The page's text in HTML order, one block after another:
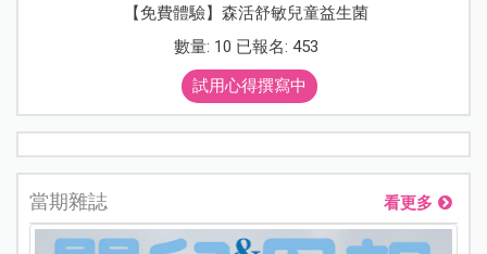
【免費體驗】森活舒敏兒童益生菌
數量: 10 已報名: 453
試用心得撰寫中
當期雜誌 看更多